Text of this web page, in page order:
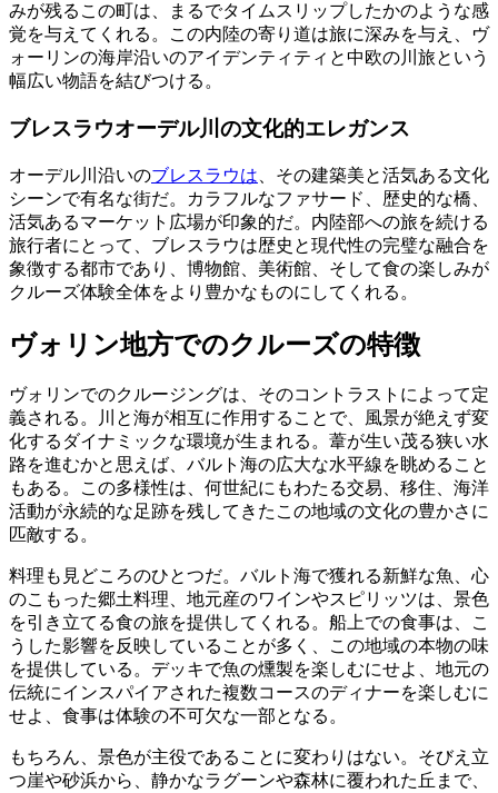
みが残るこの町は、まるでタイムスリップしたかのような感
覚を与えてくれる。この内陸の寄り道は旅に深みを与え、ヴ
ォーリンの海岸沿いのアイデンティティと中欧の川旅という
幅広い物語を結びつける。
ブレスラウオーデル川の文化的エレガンス
オーデル川沿いのブレスラウは 、その建築美と活気ある文化
シーンで有名な街だ。カラフルなファサード、歴史的な橋、
活気あるマーケット広場が印象的だ。内陸部への旅を続ける
旅行者にとって、ブレスラウは歴史と現代性の完璧な融合を
象徴する都市であり、博物館、美術館、そして食の楽しみが
クルーズ体験全体をより豊かなものにしてくれる。
ヴォリン地方でのクルーズの特徴
ヴォリンでのクルージングは、そのコントラストによって定
義される。川と海が相互に作用することで、風景が絶えず変
化するダイナミックな環境が生まれる。葦が生い茂る狭い水
路を進むかと思えば、バルト海の広大な水平線を眺めること
もある。この多様性は、何世紀にもわたる交易、移住、海洋
活動が永続的な足跡を残してきたこの地域の文化の豊かさに
匹敵する。
料理も見どころのひとつだ。バルト海で獲れる新鮮な魚、心
のこもった郷土料理、地元産のワインやスピリッツは、景色
を引き立てる食の旅を提供してくれる。船上での食事は、こ
うした影響を反映していることが多く、この地域の本物の味
を提供している。デッキで魚の燻製を楽しむにせよ、地元の
伝統にインスパイアされた複数コースのディナーを楽しむに
せよ、食事は体験の不可欠な一部となる。
もちろん、景色が主役であることに変わりはない。そびえ立
つ崖や砂浜から、静かなラグーンや森林に覆われた丘まで、